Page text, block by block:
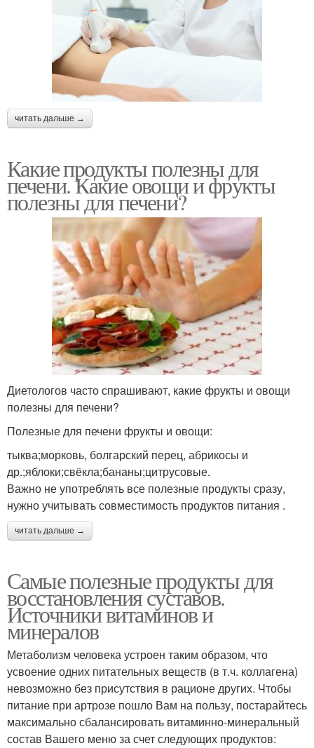
читать дальше →
Какие продукты полезны для
печени. Какие овощи и фрукты
полезны для печени?
Диетологов часто спрашивают, какие фрукты и овощи
полезны для печени?
Полезные для печени фрукты и овощи:
тыква;морковь, болгарский перец, абрикосы и
др.;яблоки;свёкла;бананы;цитрусовые.
Важно не употреблять все полезные продукты сразу,
нужно учитывать совместимость продуктов питания .
читать дальше →
Самые полезные продукты для
восстановления суставов.
Источники витаминов и
минералов
Метаболизм человека устроен таким образом, что
усвоение одних питательных веществ (в т.ч. коллагена)
невозможно без присутствия в рационе других. Чтобы
питание при артрозе пошло Вам на пользу, постарайтесь
максимально сбалансировать витаминно-минеральный
состав Вашего меню за счет следующих продуктов: